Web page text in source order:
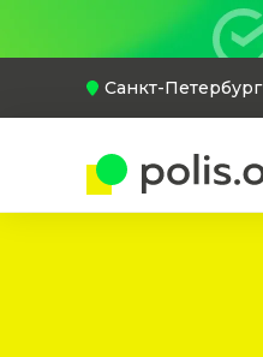
Санкт-Петербург